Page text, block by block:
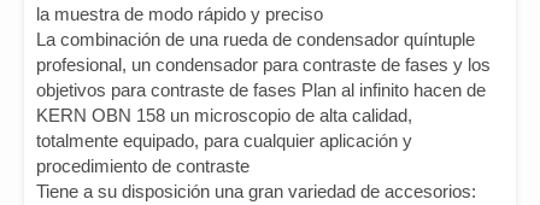
la muestra de modo rápido y preciso
La combinación de una rueda de condensador quíntuple
profesional, un condensador para contraste de fases y los
objetivos para contraste de fases Plan al infinito hacen de
KERN OBN 158 un microscopio de alta calidad,
totalmente equipado, para cualquier aplicación y
procedimiento de contraste
Tiene a su disposición una gran variedad de accesorios: